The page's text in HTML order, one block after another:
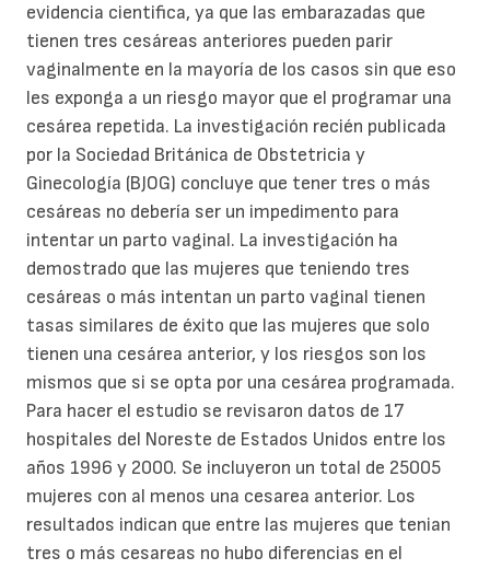
evidencia cientifica, ya que las embarazadas que
tienen tres cesáreas anteriores pueden parir
vaginalmente en la mayoría de los casos sin que eso
les exponga a un riesgo mayor que el programar una
cesárea repetida. La investigación recién publicada
por la Sociedad Británica de Obstetricia y
Ginecología (BJOG) concluye que tener tres o más
cesáreas no debería ser un impedimento para
intentar un parto vaginal. La investigación ha
demostrado que las mujeres que teniendo tres
cesáreas o más intentan un parto vaginal tienen
tasas similares de éxito que las mujeres que solo
tienen una cesárea anterior, y los riesgos son los
mismos que si se opta por una cesárea programada.
Para hacer el estudio se revisaron datos de 17
hospitales del Noreste de Estados Unidos entre los
años 1996 y 2000. Se incluyeron un total de 25005
mujeres con al menos una cesarea anterior. Los
resultados indican que entre las mujeres que tenian
tres o más cesareas no hubo diferencias en el